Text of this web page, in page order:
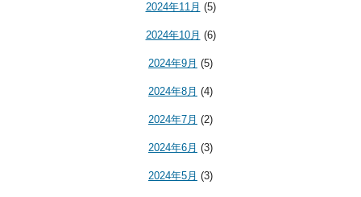
2024年11月 (5)
2024年10月 (6)
2024年9月 (5)
2024年8月 (4)
2024年7月 (2)
2024年6月 (3)
2024年5月 (3)